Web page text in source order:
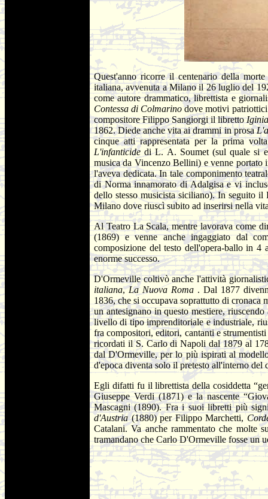
Quest'anno ricorre il centenario della
italiana, avvenuta a Milano il 26 luglio del
come autore drammatico, librettista e
Contessa di Colmarinodove motivi patriottici
compositore Filippo Sangiorgi il libretto
1862. Diede anche vita ai drammi in prosa
cinque atti rappresentata per la prima
L'infanticidedi L. A. Soumet (sul quale si
musica da Vincenzo Bellini) e venne portato
l'aveva dedicata. In tale componimento
di Norma innamorato di Adalgisa e vi
dello stesso musicista siciliano). In seguito
Milano dove riuscì subito ad inserirsi nella
Al Teatro La Scala, mentre lavorava come
(1869) e venne anche ingaggiato dal
composizione del testo dell'opera-ballo in 4
enorme successo.
D'Ormeville coltivò anche l'attività
italiana,La Nuova Roma . Dal 1877
1836, che si occupava soprattutto di cronaca
un antesignano in questo mestiere,
livello di tipo imprenditoriale e industriale,
fra compositori, editori, cantanti e
ricordati il S. Carlo di Napoli dal 1879 al
dal D'Ormeville, per lo più ispirati al
d'epoca diventa solo il pretesto all'interno
Egli difatti fu il librettista della cosiddetta
Giuseppe Verdi (1871) e la nascente
Mascagni (1890). Fra i suoi libretti più
d'Austria(1880) per Filippo Marchetti,
Catalani. Va anche rammentato che molte
tramandano che Carlo D'Ormeville fosse un